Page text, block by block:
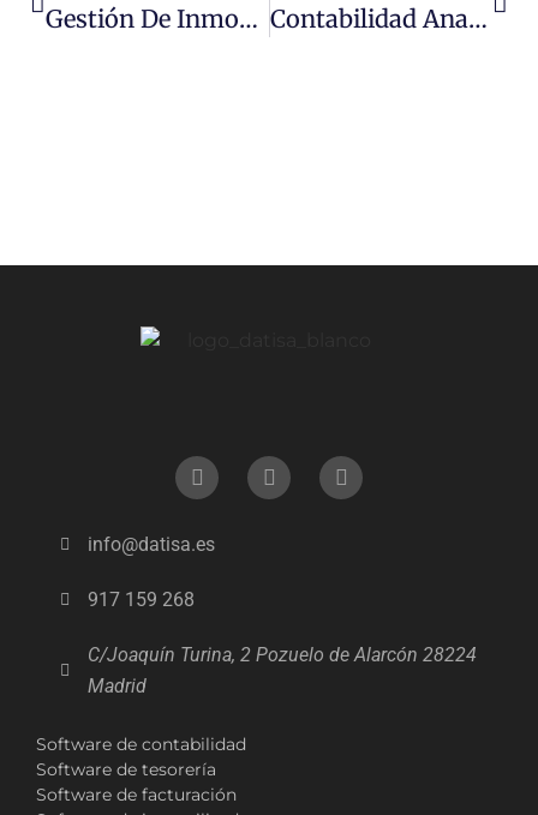
Gestión De Inmovilizado, Más Allá De Las Amortizaciones Contabilidad Analítica, Un Aliado En Tiempos De Crisis
info@datisa.es
917 159 268
C/Joaquín Turina, 2 Pozuelo de Alarcón 28224
Madrid
Software de contabilidad
Software de tesorería
Software de facturación